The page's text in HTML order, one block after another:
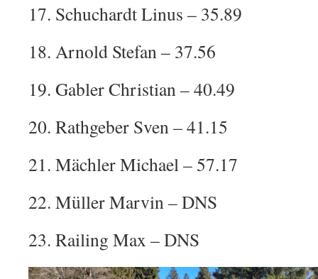
17. Schuchardt Linus – 35.89
18. Arnold Stefan – 37.56
19. Gabler Christian – 40.49
20. Rathgeber Sven – 41.15
21. Mächler Michael – 57.17
22. Müller Marvin – DNS
23. Railing Max – DNS